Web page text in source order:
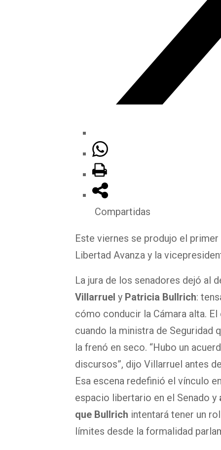
Compartidas
Este viernes se produjo el
Libertad Avanza y la
La jura de los senadores dejó al
Villarruel y Patricia Bullrich:
cómo conducir la Cámara alta.
cuando la ministra de Seguridad
la frenó en seco. “Hubo un
discursos”, dijo Villarruel antes
Esa escena redefinió el vínculo
espacio libertario en el Senado y
que Bullrich intentará tener un
límites desde la formalidad